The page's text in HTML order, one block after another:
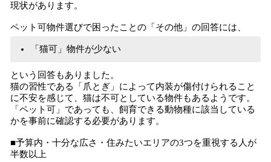
現状があります。
ペット可物件選びで困ったことの「その他」の回答には、
「猫可」物件が少ない
という回答もありました。
猫の習性である「爪とぎ」によって内装が傷付けられること
に不安を感じて、猫は不可としている物件もあるようです。
「ペット可」であっても、飼育できる動物種に該当している
かを事前に確認する必要があります。
■予算内・十分な広さ・住みたいエリアの3つを重視する人が
半数以上